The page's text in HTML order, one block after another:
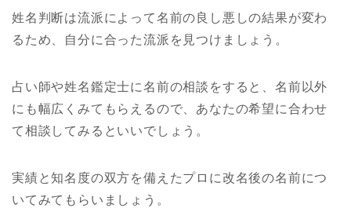
姓名判断は流派によって名前の良し悪しの結果が変わ
るため、自分に合った流派を見つけましょう。
占い師や姓名鑑定士に名前の相談をすると、名前以外
にも幅広くみてもらえるので、あなたの希望に合わせ
て相談してみるといいでしょう。
実績と知名度の双方を備えたプロに改名後の名前につ
いてみてもらいましょう。